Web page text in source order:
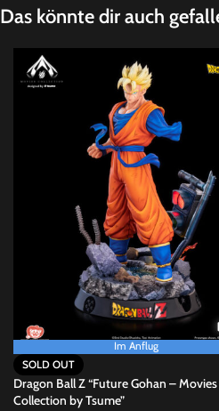
Das könnte dir auch
Im Anflug
SOLD OUT
Dragon Ball Z “Future Gohan – Movies
Collection by Tsume”